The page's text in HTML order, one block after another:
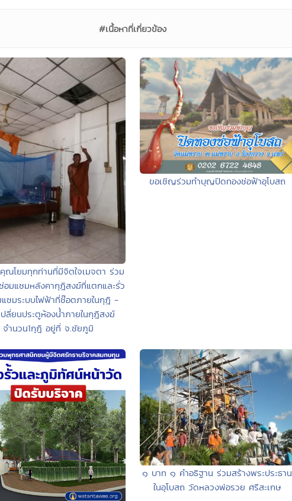
#เนื้อหาที่เกี่ยวข้อง
ณโยมทุกท่านที่มีจิตใจเมจตา ร่วม
มแซมหลังคากุฎิสงฆ์ที่แตกและรั่ว
ซมระบบไฟฟ้าที่ช๊อตภายในกุฎิ -
ลี่ยนประตูห้องน้ำภายในกุฎิสงฆ์
จำนวน1กุฎิ อยู่ที่ จ.ชัยภูมิ
ขอเชิญร่วมทำบุญปิดทองช่อฟ้าอุโบสถ
๑ บาท ๑ คำอธิฐาน ร่วมสร้างพระประธาน
ในอุโบสถ วัดหลวงพ่อรวย ศรีสะเกษ